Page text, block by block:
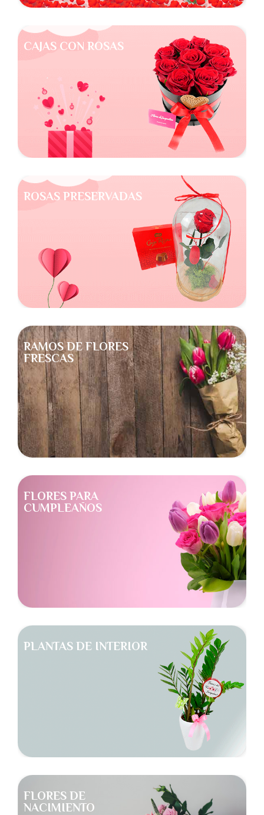
CAJAS CON ROSAS
ROSAS PRESERVADAS
RAMOS DE FLORES
FRESCAS
FLORES PARA
CUMPLEAÑOS
PLANTAS DE INTERIOR
FLORES DE
NACIMIENTO